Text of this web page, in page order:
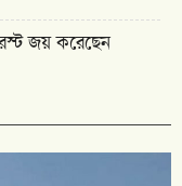
জয় করেছেন